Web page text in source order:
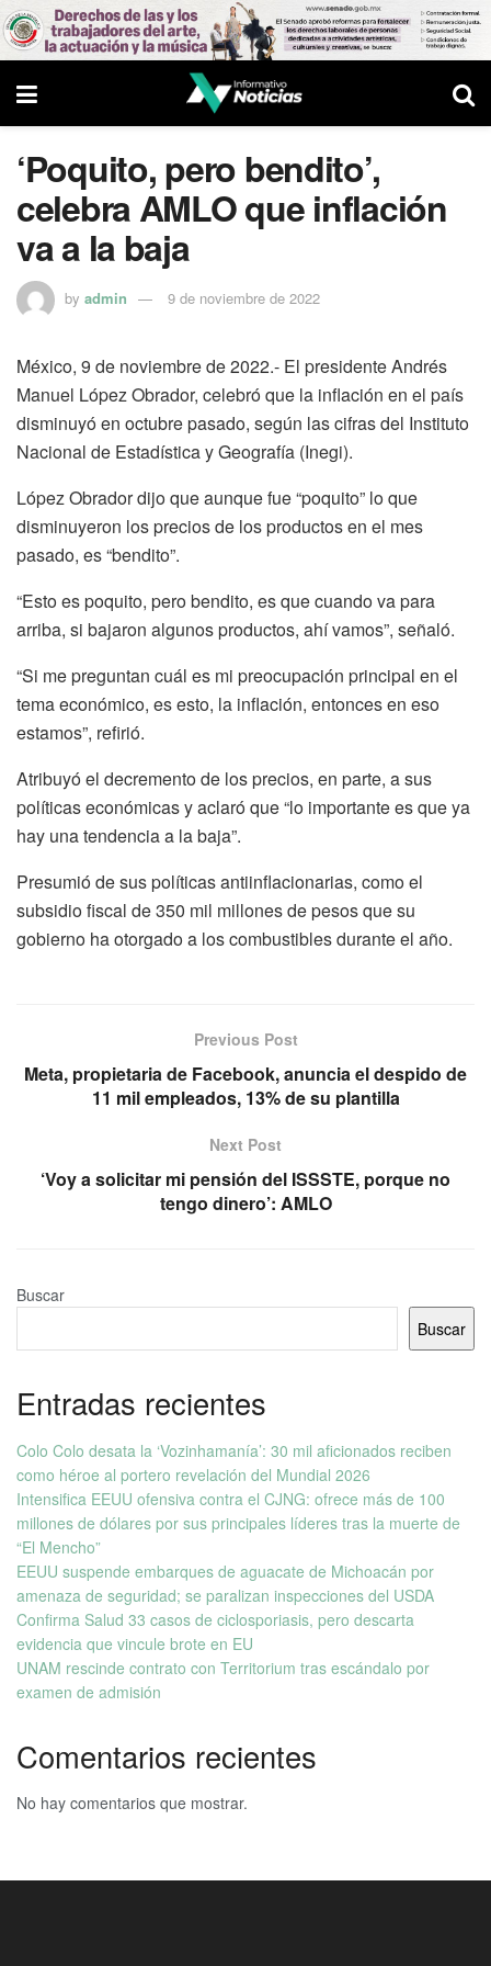
‘Poquito, pero bendito’,
celebra AMLO que inflación
va a la baja
by admin 9 de noviembre de 2022
México, 9 de noviembre de 2022.- El presidente Andrés
Manuel López Obrador, celebró que la inflación en el país
disminuyó en octubre pasado, según las cifras del Instituto
Nacional de Estadística y Geografía (Inegi).
López Obrador dijo que aunque fue “poquito” lo que
disminuyeron los precios de los productos en el mes
pasado, es “bendito”.
“Esto es poquito, pero bendito, es que cuando va para
arriba, si bajaron algunos productos, ahí vamos”, señaló.
“Si me preguntan cuál es mi preocupación principal en el
tema económico, es esto, la inflación, entonces en eso
estamos”, refirió.
Atribuyó el decremento de los precios, en parte, a sus
políticas económicas y aclaró que “lo importante es que ya
hay una tendencia a la baja”.
Presumió de sus políticas antiinflacionarias, como el
subsidio fiscal de 350 mil millones de pesos que su
gobierno ha otorgado a los combustibles durante el año.
Previous Post
Meta, propietaria de Facebook, anuncia el despido de
11 mil empleados, 13% de su plantilla
Next Post
‘Voy a solicitar mi pensión del ISSSTE, porque no
tengo dinero’: AMLO
Buscar
Buscar
Entradas recientes
Colo Colo desata la ‘Vozinhamanía’: 30 mil aficionados reciben
como héroe al portero revelación del Mundial 2026
Intensifica EEUU ofensiva contra el CJNG: ofrece más de 100
millones de dólares por sus principales líderes tras la muerte de
“El Mencho”
EEUU suspende embarques de aguacate de Michoacán por
amenaza de seguridad; se paralizan inspecciones del USDA
Confirma Salud 33 casos de ciclosporiasis, pero descarta
evidencia que vincule brote en EU
UNAM rescinde contrato con Territorium tras escándalo por
examen de admisión
Comentarios recientes
No hay comentarios que mostrar.